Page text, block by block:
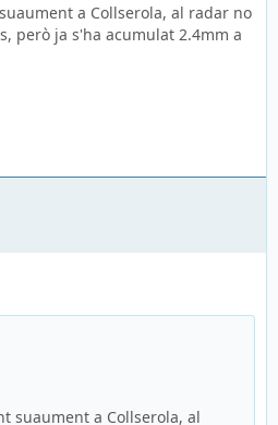
a Collserola, al radar no
però ja s'ha acumulat 2.4mm a
suaument a Collserola, al